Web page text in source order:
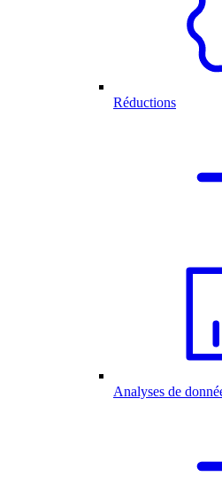
Réductions
Analyses de